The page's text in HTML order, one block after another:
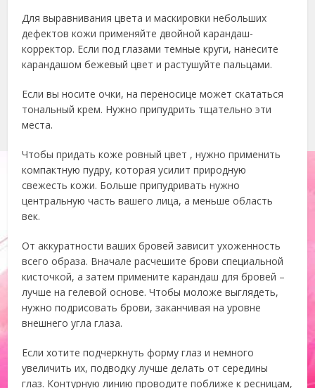
Для выравнивания цвета и маскировки небольших
дефектов кожи применяйте двойной карандаш-
корректор. Если под глазами темные круги, нанесите
карандашом бежевый цвет и растушуйте пальцами.
Если вы носите очки, на переносице может скататься
тональный крем. Нужно припудрить тщательно эти
места.
Чтобы придать коже ровный цвет , нужно применить
компактную пудру, которая усилит природную
свежесть кожи. Больше припудривать нужно
центральную часть вашего лица, а меньше область
век.
От аккуратности ваших бровей зависит ухоженность
всего образа. Вначале расчешите брови специальной
кисточкой, а затем примените карандаш для бровей –
лучше на гелевой основе. Чтобы моложе выглядеть,
нужно подрисовать брови, заканчивая на уровне
внешнего угла глаза.
Если хотите подчеркнуть форму глаз и немного
увеличить их, подводку лучше делать от середины
глаз. Контурную линию проводите поближе к ресницам,